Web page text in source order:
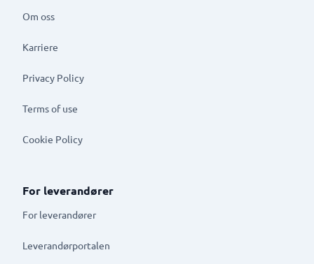
Om oss
Karriere
Privacy Policy
Terms of use
Cookie Policy
For leverandører
For leverandører
Leverandørportalen